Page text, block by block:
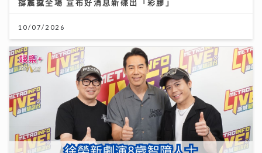
撐震撼全場 宣布好消息新碟出「彩膠」
10/07/2026